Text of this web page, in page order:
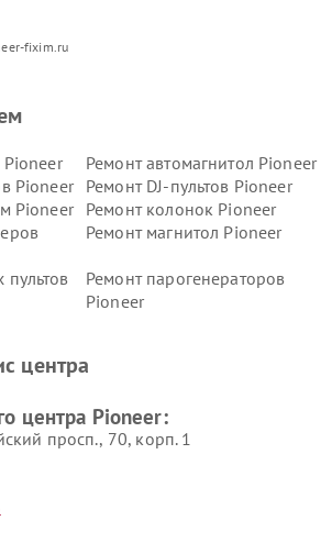
fixim.ru
Pioneer
Ремонт автомагнитол Pioneer
Pioneer
Ремонт DJ-пультов Pioneer
Pioneer
Ремонт колонок Pioneer
Ремонт магнитол Pioneer
Ремонт парогенераторов
Pioneer
центра
центра Pioneer:
просп., 70, корп. 1